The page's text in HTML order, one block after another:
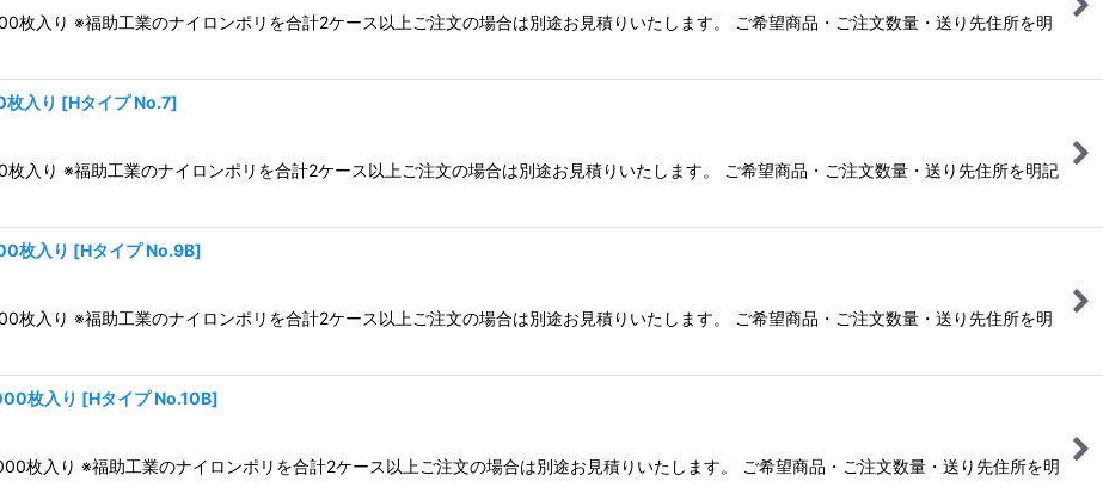
枚入り ※福助工業のナイロンポリを合計2ケース以上ご注文の場合は別途お見積りいたします。 ご希望商品・ご注文数量・送り先住所を明
入り [Hタイプ No.7]
入り ※福助工業のナイロンポリを合計2ケース以上ご注文の場合は別途お見積りいたします。 ご希望商品・ご注文数量・送り先住所を明記
枚入り [Hタイプ No.9B]
枚入り ※福助工業のナイロンポリを合計2ケース以上ご注文の場合は別途お見積りいたします。 ご希望商品・ご注文数量・送り先住所を明
枚入り [Hタイプ No.10B]
枚入り ※福助工業のナイロンポリを合計2ケース以上ご注文の場合は別途お見積りいたします。 ご希望商品・ご注文数量・送り先住所を明